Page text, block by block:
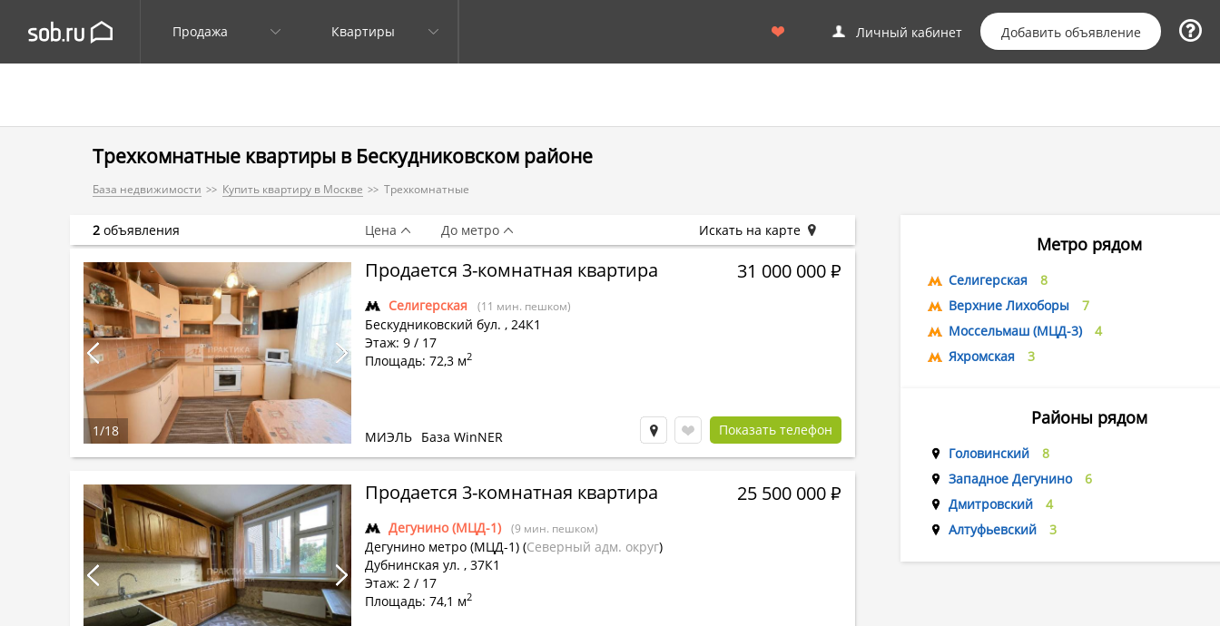
Продажа Квартиры Личный кабинет Добавить объявление
Трехкомнатные квартиры в Бескудниковском районе
База недвижимости Купить квартиру в Москве Трехкомнатные
Продается 3-комнатная квартира
Селигерская (11 мин. пешком)
Бескудниковский бул. , 24К1
Этаж: 9 / 17
Площадь: 72,3 м2
31 000 000Р
МИЭЛЬ База WinNER Показать телефон
1/18
Продается 3-комнатная квартира
Дегунино (МЦД-1) (9 мин. пешком)
Дегунино метро (МЦД-1) (Северный адм. округ)
Дубнинская ул. , 37К1
Этаж: 2 / 17
Площадь: 74,1 м2
25 500 000Р
2 объявления Цена До метро Искать на карте
Метро рядом
Селигерская
8
Верхние Лихоборы
7
Моссельмаш (МЦД-3)
4
Яхромская
3
Районы рядом
Головинский
8
Западное Дегунино
6
Дмитровский
4
Алтуфьевский
3